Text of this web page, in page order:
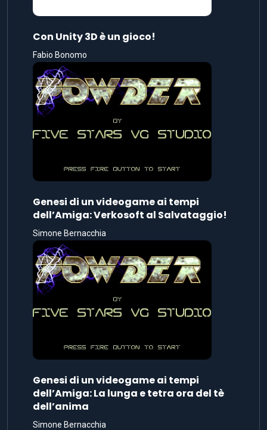
Con Unity 3D è un gioco!
Fabio Bonomo
Genesi di un videogame ai tempi
dell’Amiga: Verkosoft al Salvataggio!
Simone Bernacchia
Genesi di un videogame ai tempi
dell’Amiga: La lunga e tetra ora del tè
dell’anima
Simone Bernacchia